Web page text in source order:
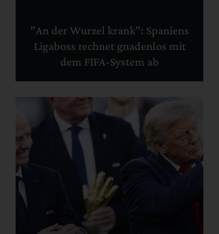
"An der Wurzel krank": Spaniens
Ligaboss rechnet gnadenlos mit
dem FIFA-System ab